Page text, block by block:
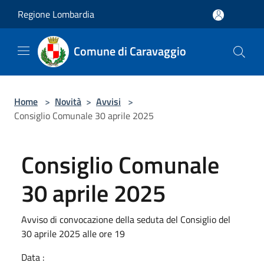
Regione Lombardia
Comune di Caravaggio
Home > Novità > Avvisi >
Consiglio Comunale 30 aprile 2025
Consiglio Comunale
30 aprile 2025
Avviso di convocazione della seduta del Consiglio del
30 aprile 2025 alle ore 19
Data :